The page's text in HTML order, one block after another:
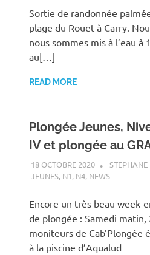
Sortie de randonnée
plage du Rouet à Carry.
nous sommes mis à l’eau à
au[…]
READ MORE
Plongée Jeunes,
IV et plongée au
18 OCTOBRE 2020
STEPHANE
JEUNES, N1, N4, NEWS
Encore un très beau week-
de plongée : Samedi matin,
moniteurs de Cab’Plongée
à la piscine d’Aqualud